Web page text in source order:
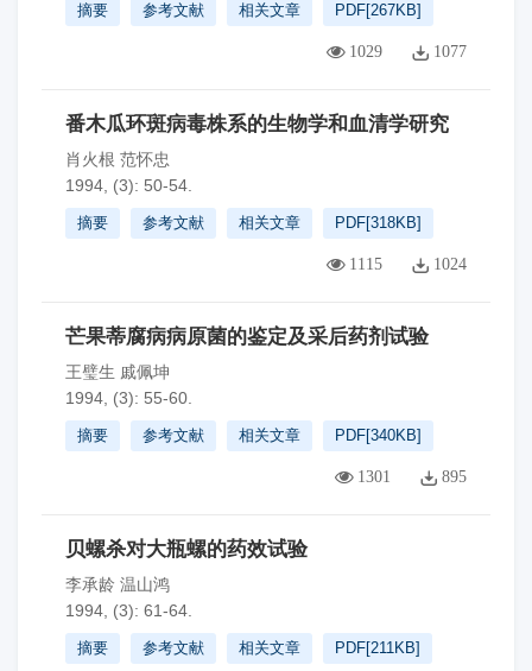
摘要 参考文献 相关文章 PDF[267KB]
1029 1077
番木瓜环斑病毒株系的生物学和血清学研究
肖火根 范怀忠
1994, (3): 50-54.
摘要 参考文献 相关文章 PDF[318KB]
1115 1024
芒果蒂腐病病原菌的鉴定及采后药剂试验
王璧生 戚佩坤
1994, (3): 55-60.
摘要 参考文献 相关文章 PDF[340KB]
1301 895
贝螺杀对大瓶螺的药效试验
李承龄 温山鸿
1994, (3): 61-64.
摘要 参考文献 相关文章 PDF[211KB]